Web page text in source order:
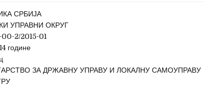
СРБИЈА
УПРАВНИ ОКРУГ
00-2/2015-01
године
ЗА ДРЖАВНУ УПРАВУ И ЛОКАЛНУ САМОУПРАВУ